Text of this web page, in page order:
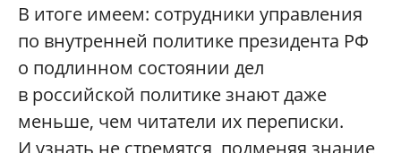
В итоге имеем: сотрудники управления
по внутренней политике президента РФ
о подлинном состоянии дел
в российской политике знают даже
меньше, чем читатели их переписки.
И узнать не стремятся, подменяя знание